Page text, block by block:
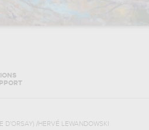
D'ORSAY) /HERVÉ LEWANDOWSKI